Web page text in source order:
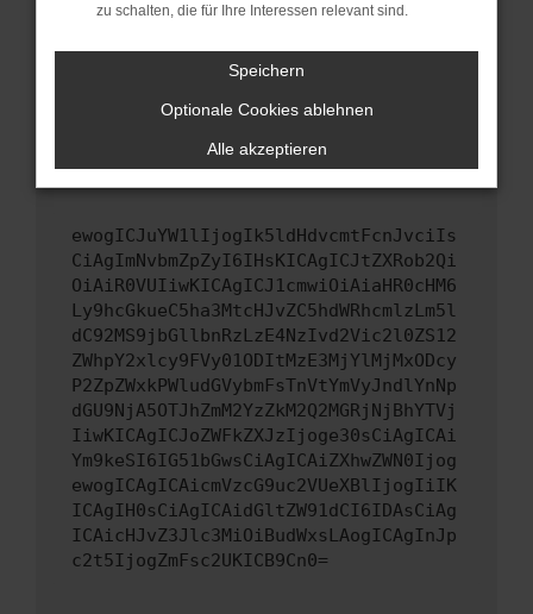
unterstützt werden.
Wende dich an den Webseitenbetreiber.
Wenn du alle oben genannten Schritte versucht
hast, kontaktiere uns bitte. Wir werden
versuchen, das Problem zu beheben. Du kannst
uns diesen Text schicken, um uns bei der
ewogICJuYW1lIjogIk5ldHdvcmtFcnJvciIs
CiAgImNvbmZpZyI6IHsKICAgICJtZXRob2Qi
OiAiR0VUIiwKICAgICJ1cmwiOiAiaHR0cHM6
Ly9hcGkueC5ha3MtcHJvZC5hdWRhcmlzLm5l
dC92MS9jbGllbnRzLzE4NzIvd2Vic2l0ZS12
ZWhpY2xlcy9FVy01ODItMzE3MjYlMjMxODcy
P2ZpZWxkPWludGVybmFsTnVtYmVyJndlYnNp
dGU9NjA5OTJhZmM2YzZkM2Q2MGRjNjBhYTVj
IiwKICAgICJoZWFkZXJzIjoge30sCiAgICAi
Ym9keSI6IG51bGwsCiAgICAiZXhwZWN0Ijog
ewogICAgICAicmVzcG9uc2VUeXBlIjogIiIK
ICAgIH0sCiAgICAidGltZW91dCI6IDAsCiAg
ICAicHJvZ3Jlc3MiOiBudWxsLAogICAgInJp
c2t5IjogZmFsc2UKICB9Cn0=
zu schalten, die für Ihre Interessen relevant sind.
Speichern
Optionale Cookies ablehnen
Alle akzeptieren